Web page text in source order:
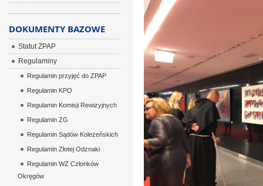
DOKUMENTY BAZOWE
Statut ZPAP
Regulaminy
Regulamin przyjęć do ZPAP
Regulamin KPO
Regulamin Komisji Rewizyjnych
Regulamin ZG
Regulamin Sądów Koleżeńskich
Regulamin Złotej Odznaki
Regulamin WZ Członków
Okręgów